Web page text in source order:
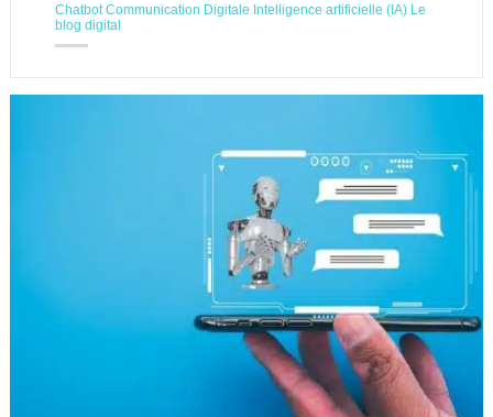
Chatbot Communication Digitale Intelligence artificielle (IA) Le
blog digital